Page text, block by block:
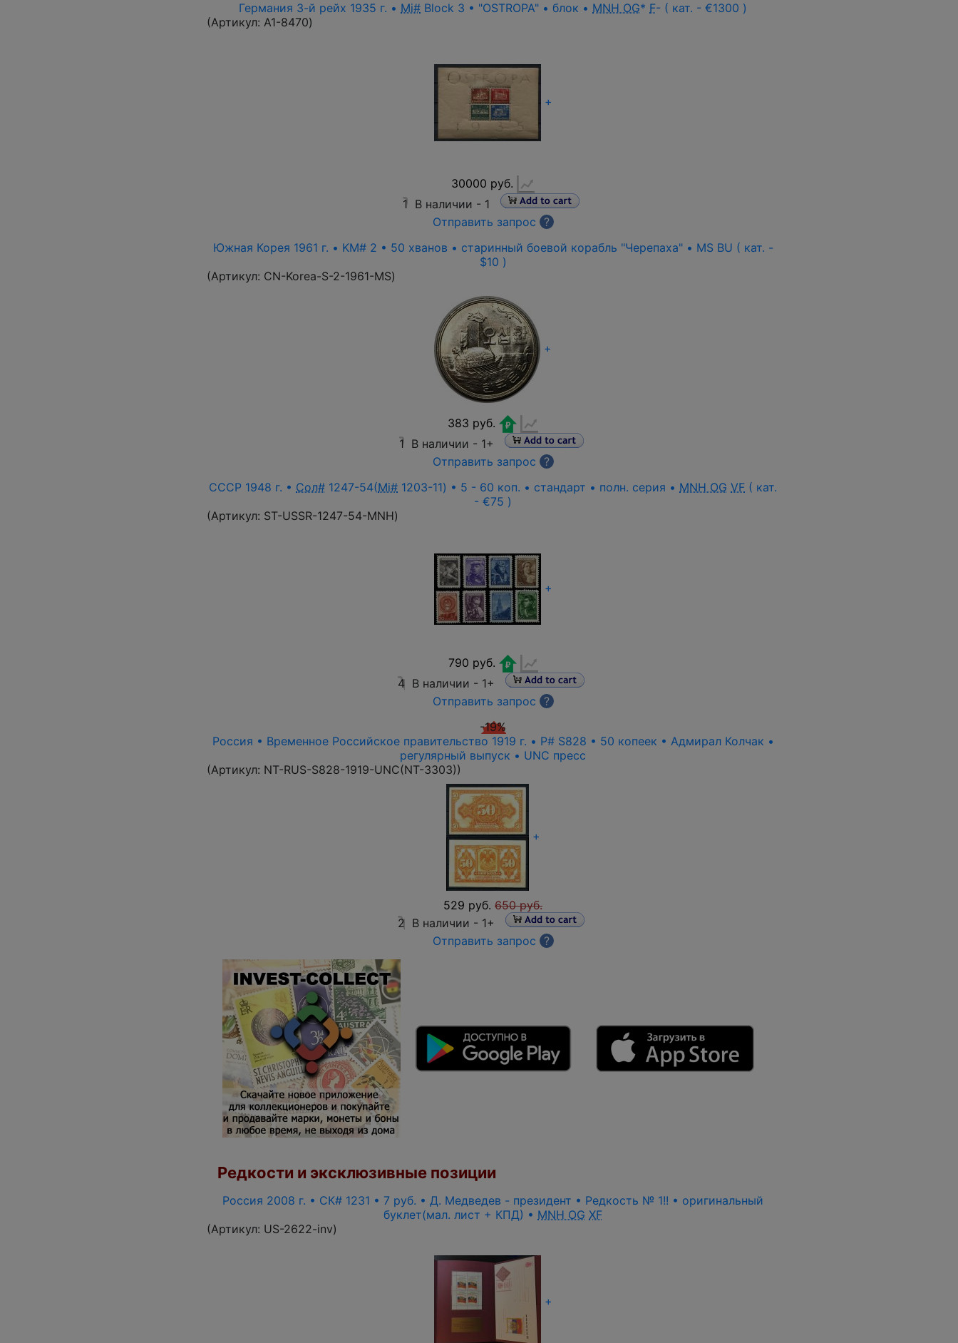
Германия 3-й рейх 1935 г. • Mi# Block 3 • "OSTROPA" • блок • MNH OG* F- ( кат. - €1300 )
(Артикул: A1-8470)
+
30000 руб.
1 В наличии - 1
Отправить запрос
?
Южная Корея 1961 г. • KM# 2 • 50 хванов • старинный боевой корабль "Черепаха" • MS BU ( кат. -
$10 )
(Артикул: CN-Korea-S-2-1961-MS)
+
383 руб.
1 В наличии - 1+
Отправить запрос
?
СССР 1948 г. • Сол# 1247-54(Mi# 1203-11) • 5 - 60 коп. • стандарт • полн. серия • MNH OG VF ( кат.
- €75 )
(Артикул: ST-USSR-1247-54-MNH)
+
790 руб.
4 В наличии - 1+
Отправить запрос
?
-19%
Россия • Временное Российское правительство 1919 г. • P# S828 • 50 копеек • Адмирал Колчак •
регулярный выпуск • UNC пресс
(Артикул: NT-RUS-S828-1919-UNC(NT-3303))
+
529 руб. 650 руб.
2 В наличии - 1+
Отправить запрос
?
Редкости и эксклюзивные позиции
Россия 2008 г. • СК# 1231 • 7 руб. • Д. Медведев - президент • Редкость № 1!! • оригинальный
буклет(мал. лист + КПД) • MNH OG XF
(Артикул: US-2622-inv)
+